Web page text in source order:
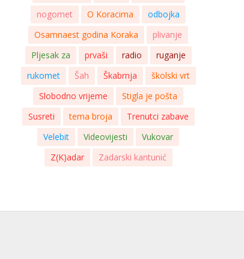
nogomet
O Koracima
odbojka
Osamnaest godina Koraka
plivanje
Pljesak za
prvaši radio
ruganje
rukomet
Šah Škabrnja
školski vrt
Slobodno vrijeme
Stigla je pošta
Susreti
tema broja
Trenutci zabave
Velebit
Videovijesti
Vukovar
Z(K)adar
Zadarski kantunić